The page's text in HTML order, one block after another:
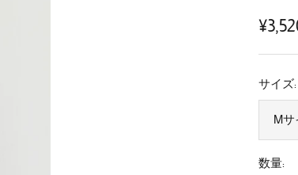
セ
ー
ル
価
格
サイズ:
Mサ
数量: